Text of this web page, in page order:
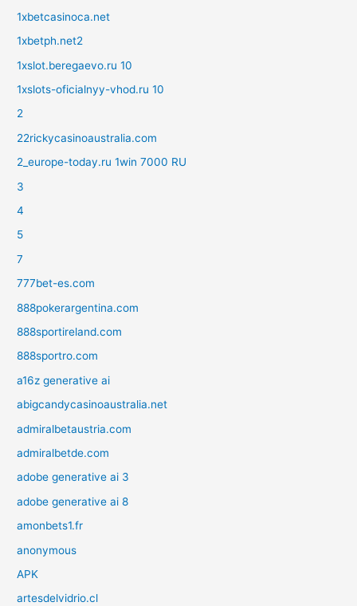
1xbetcasinoca.net
1xbetph.net2
1xslot.beregaevo.ru 10
1xslots-oficialnyy-vhod.ru 10
2
22rickycasinoaustralia.com
2_europe-today.ru 1win 7000 RU
3
4
5
7
777bet-es.com
888pokerargentina.com
888sportireland.com
888sportro.com
a16z generative ai
abigcandycasinoaustralia.net
admiralbetaustria.com
admiralbetde.com
adobe generative ai 3
adobe generative ai 8
amonbets1.fr
anonymous
APK
artesdelvidrio.cl